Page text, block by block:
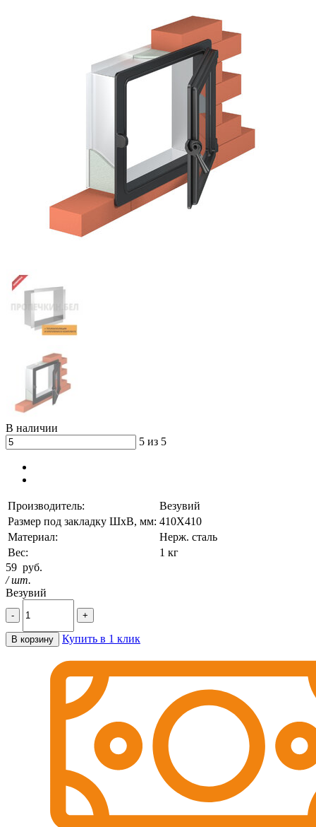
В наличии
5 из 5
Производитель:
Везувий
Размер под закладку ШхВ, мм: 410Х410
Материал:
Нерж. сталь
Вес:
1 кг
59 руб.
/ шт.
Везувий
- +
В корзину Купить в 1 клик